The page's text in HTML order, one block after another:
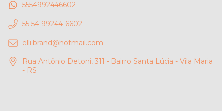
5554992446602
55 54 99244-6602
elli.brand@hotmail.com
Rua Antônio Detoni, 311 - Bairro Santa Lúcia - Vila Maria
- RS